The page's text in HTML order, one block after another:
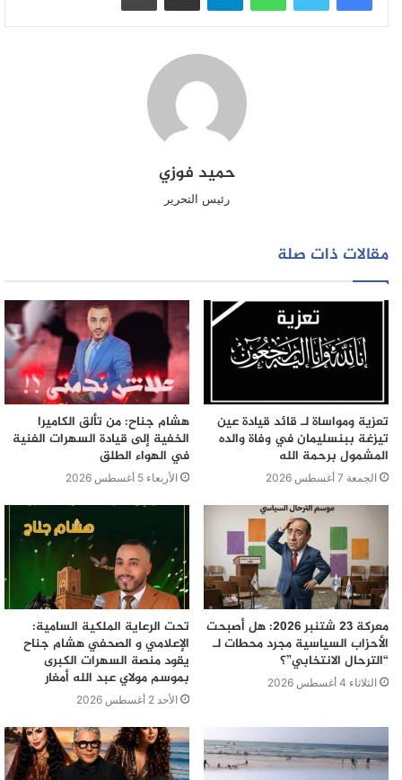
حميد فوزي
رئيس التحرير
مقالات ذات صلة
تعزية ومواساة لـ قائد قيادة عين
تيزغة ببنسليمان في وفاة والده
المشمول برحمة الله
الجمعة 7 أغسطس 2026
هشام جناح: من تألق الكاميرا
الخفية إلى قيادة السهرات الفنية
في الهواء الطلق
الأربعاء 5 أغسطس 2026
معركة 23 شتنبر 2026: هل أصبحت
الأحزاب السياسية مجرد محطات لـ
“الترحال الانتخابي”؟
الثلاثاء 4 أغسطس 2026
تحت الرعاية الملكية السامية:
الإعلامي و الصحفي هشام جناح
يقود منصة السهرات الكبرى
بموسم مولاي عبد الله أمغار
الأحد 2 أغسطس 2026